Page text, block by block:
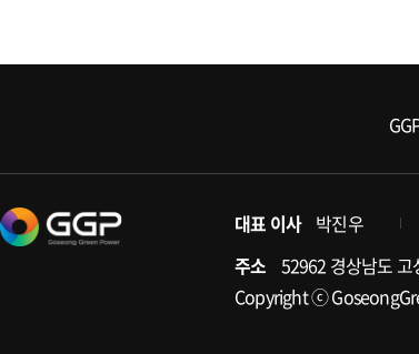
대표 이사 박진우
주소 52962 경상남도 고
Copyright ⓒ